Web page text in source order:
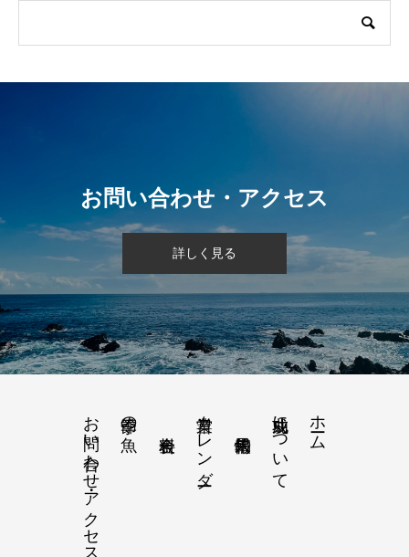
お問い合わせ・アクセス
詳しく見る
ホーム
功成丸について
営業カレンダー
季節の魚
お問い合わせ・アクセス